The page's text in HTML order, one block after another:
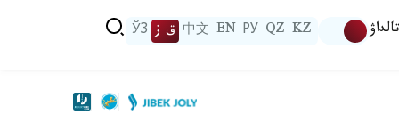
تالداۋ KZ
QZ
РУ
EN
中文 ق ز ЎЗ